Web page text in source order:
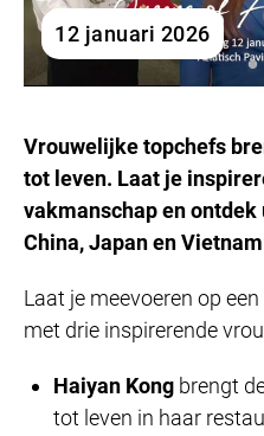
12 januari 2026
Vrouwelijke topchefs
tot leven. Laat je
vakmanschap en
China, Japan en
Laat je meevoeren op
met drie inspirerende
Haiyan Kong brengt
tot leven in haar